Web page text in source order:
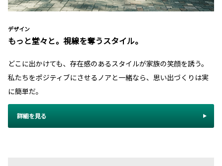
デザイン
もっと堂々と。視線を奪うスタイル。
どこに出かけても、存在感のあるスタイルが家族の笑顔を誘う。
私たちをポジティブにさせるノアと一緒なら、思い出づくりは実
に簡単だ。
詳細を見る